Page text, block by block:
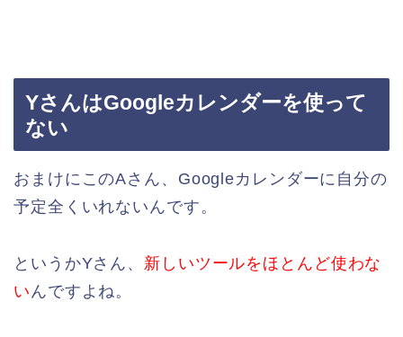
YさんはGoogleカレンダーを使って
ない
おまけにこのAさん、Googleカレンダーに自分の
予定全くいれないんです。
というかYさん、 新しいツールをほとんど使わな
い んですよね。